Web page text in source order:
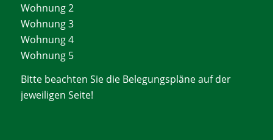
Wohnung 2
Wohnung 3
Wohnung 4
Wohnung 5
Bitte beachten Sie die Belegungspläne auf der
jeweiligen Seite!